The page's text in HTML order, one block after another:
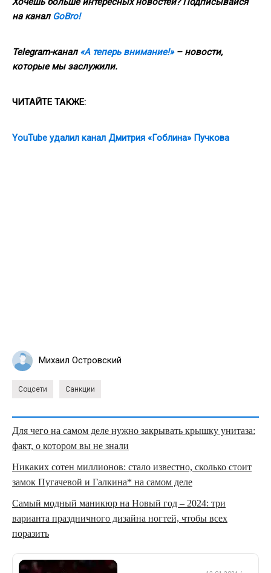
на канал GoBro!
Telegram-канал «А теперь внимание!»– новости,
которые мы заслужили.
ЧИТАЙТЕ ТАКЖЕ:
YouTube удалил канал Дмитрия «Гоблина» Пучкова
Михаил Островский
Соцсети Санкции
Для чего на самом деле нужно закрывать крышку унитаза:
факт, о котором вы не знали
Никаких сотен миллионов: стало известно, сколько стоит
замок Пугачевой и Галкина* на самом деле
Самый модный маникюр на Новый год – 2024: три
варианта праздничного дизайна ногтей, чтобы всех
поразить